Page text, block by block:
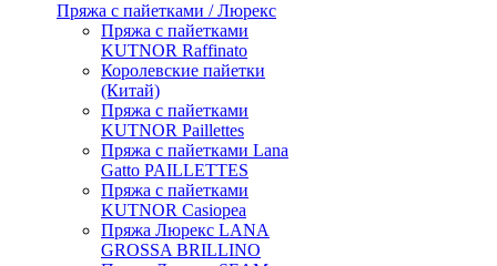
Пряжа с пайетками / Люрекс
Пряжа с пайетками
KUTNOR Raffinato
Королевские пайетки
(Китай)
Пряжа с пайетками
KUTNOR Paillettes
Пряжа с пайетками Lana
Gatto PAILLETTES
Пряжа с пайетками
KUTNOR Casiopea
Пряжа Люрекс LANA
GROSSA BRILLINO